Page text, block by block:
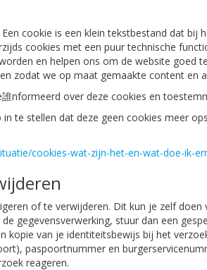
cookie is een klein tekstbestand dat
cookies met een puur technische
en helpen ons om de website goed
zodat we op maat gemaakte content en
nformeerd over deze cookies en
te stellen dat deze geen cookies meer
cookies-wat-zijn-het-en-wat-doe-ik-
of te verwijderen. Dit kun je zelf
gegevensverwerking, stuur dan een
van je identiteitsbewijs bij het
paspoortnummer en
reageren.